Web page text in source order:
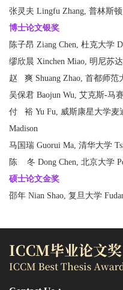
张灵夫 Lingfu Zhang, 普林斯
博士论文银奖
陈子昂 Ziang Chen, 杜克大学
缪欣晨 Xinchen Miao, 明尼苏
赵 爽 Shuang Zhao, 首都师范
吴保君 Baojun Wu, 艾克斯-马
付 裕 Yu Fu, 威斯康星大学麦
Madison
马国瑞 Guorui Ma, 清华大学
陈 冬 Dong Chen, 北京大学
硕士论文金奖
邵年 Nian Shao, 复旦大学